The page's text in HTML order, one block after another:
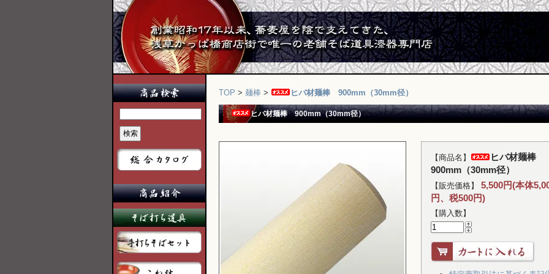
TOP > 麺棒 > ヒバ材麺棒 900mm（30mm径）
ヒバ材麺棒 900mm（30mm径）
【商品名】
ヒバ材麺棒
900mm（30mm径）
【販売価格】 5,500円(本体
円、税500円)
【購入数】